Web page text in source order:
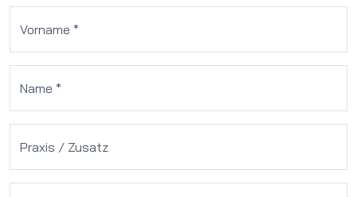
Vorname *
Name *
Praxis / Zusatz